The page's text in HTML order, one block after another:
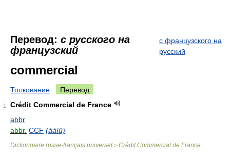
Перевод: с русского на
французский
с французского на
русский
commercial
Толкование Перевод
1
Crédit Commercial de France
abbr
abbr. CCF (áàíû)
Dictionnaire russe-français universel > Crédit Commercial de France